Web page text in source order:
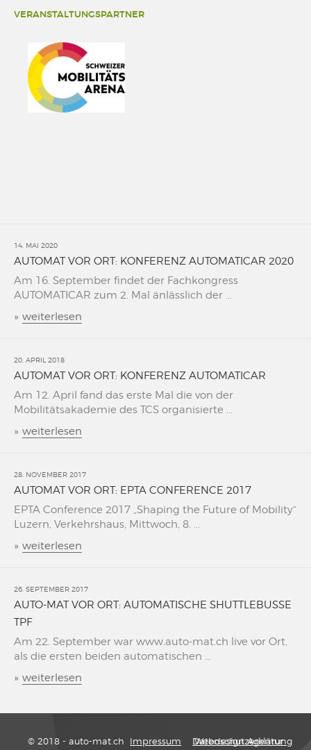
VERANSTALTUNGSPARTNER
14. MAI 2020
AUTOMAT VOR ORT: KONFERENZ AUTOMATICAR 2020
Am 16. September findet der Fachkongress
AUTOMATICAR zum 2. Mal änlässlich der ...
» weiterlesen
20. APRIL 2018
AUTOMAT VOR ORT: KONFERENZ AUTOMATICAR
Am 12. April fand das erste Mal die von der
Mobilitätsakademie des TCS organisierte ...
» weiterlesen
28. NOVEMBER 2017
AUTOMAT VOR ORT: EPTA CONFERENCE 2017
EPTA Conference 2017 „Shaping the Future of Mobility“
Luzern, Verkehrshaus, Mittwoch, 8. ...
» weiterlesen
26. SEPTEMBER 2017
AUTO-MAT VOR ORT: AUTOMATISCHE SHUTTLEBUSSE
TPF
Am 22. September war www.auto-mat.ch live vor Ort,
als die ersten beiden automatischen ...
» weiterlesen
© 2018 - auto-mat.ch Impressum Datenschutzerklärung
Webdesign Agentur